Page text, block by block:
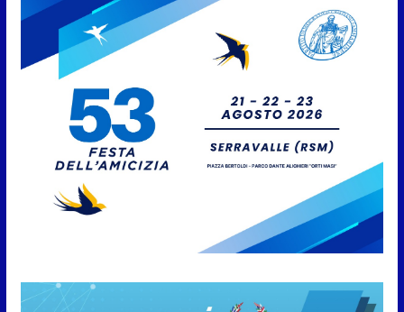
Ondate di calore, cosa fare e
cosa non fare. I consigli della
Protezione Civile di San Marino
6 Agosto 2026
Lutto nel mondo della musica: è
morto Francesco Guccini